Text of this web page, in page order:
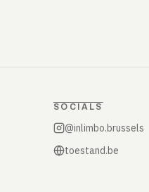
SOCIALS
@inlimbo.brussels
toestand.be